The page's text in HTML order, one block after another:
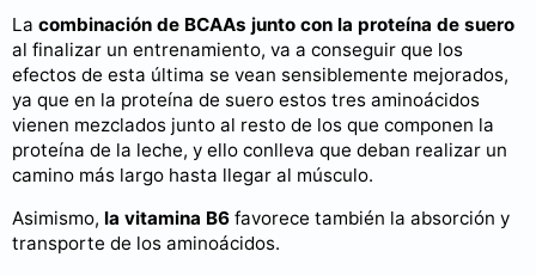
La combinación de BCAAs junto con la proteína de suero
al finalizar un entrenamiento, va a conseguir que los
efectos de esta última se vean sensiblemente mejorados,
ya que en la proteína de suero estos tres aminoácidos
vienen mezclados junto al resto de los que componen la
proteína de la leche, y ello conlleva que deban realizar un
camino más largo hasta llegar al músculo.
Asimismo, la vitamina B6 favorece también la absorción y
transporte de los aminoácidos.